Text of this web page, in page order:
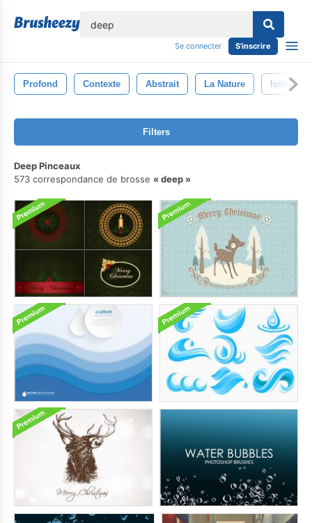
Se connecter S'inscrire
Profond Contexte Abstrait La Nature Isolé
Filters
Deep Pinceaux
573 correspondance de brosse
deep